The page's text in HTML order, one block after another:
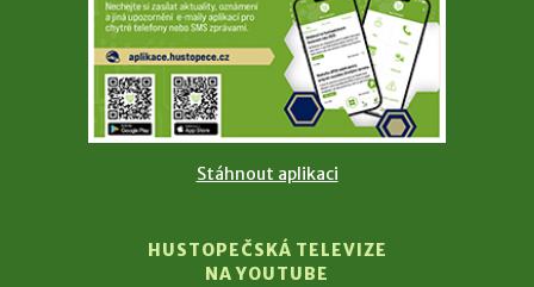
Stáhnout aplikaci
HUSTOPEČSKÁ TELEVIZE
NA YOUTUBE